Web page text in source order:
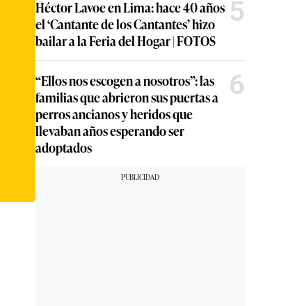
Héctor Lavoe en Lima: hace 40 años
el ‘Cantante de los Cantantes’ hizo
bailar a la Feria del Hogar | FOTOS
5
“Ellos nos escogen a nosotros”: las
familias que abrieron sus puertas a
perros ancianos y heridos que
llevaban años esperando ser
adoptados
6